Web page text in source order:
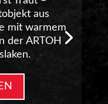
aus
mit warmem
der ARTOH